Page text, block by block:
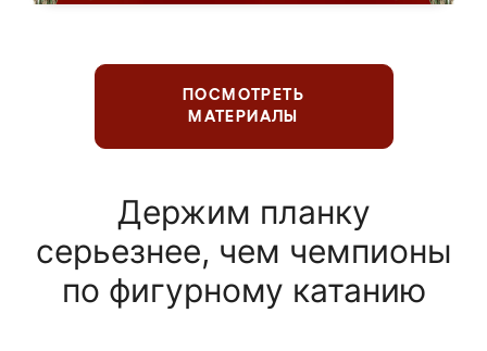
ПОСМОТРЕТЬ
МАТЕРИАЛЫ
Держим планку
серьезнее, чем чемпионы
по фигурному катанию